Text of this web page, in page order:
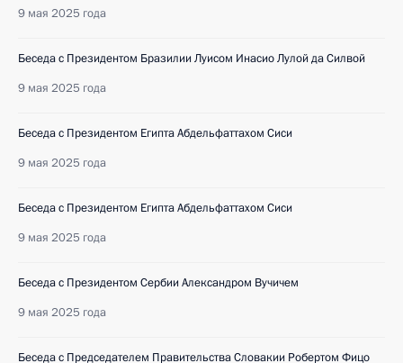
9 мая 2025 года
Беседа с Президентом Бразилии Луисом Инасио Лулой да Силвой
9 мая 2025 года
Беседа с Президентом Египта Абдельфаттахом Сиси
9 мая 2025 года
Беседа с Президентом Египта Абдельфаттахом Сиси
9 мая 2025 года
Беседа с Президентом Сербии Александром Вучичем
9 мая 2025 года
Беседа с Председателем Правительства Словакии Робертом Фицо